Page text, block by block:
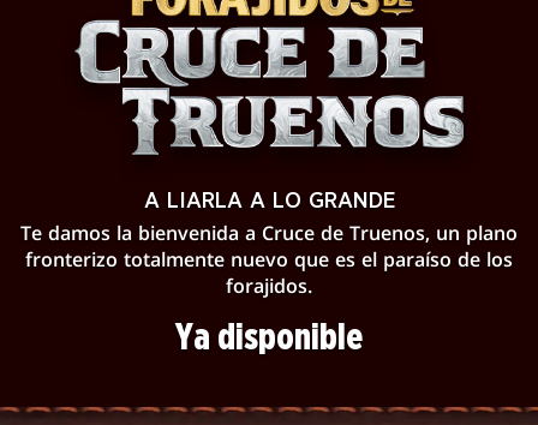
A LIARLA A LO GRANDE
Te damos la bienvenida a Cruce de Truenos, un plano
fronterizo totalmente nuevo que es el paraíso de los
forajidos.
Ya disponible